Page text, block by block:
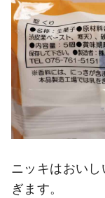
ニッキはおい
ぎます。